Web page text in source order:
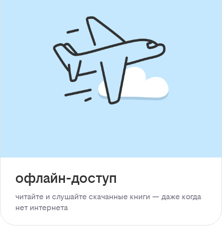
офлайн-доступ
читайте и слушайте скачанные книги — даже когда
нет интернета